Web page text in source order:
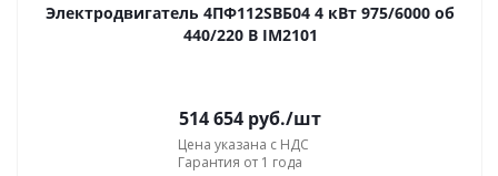
Электродвигатель 4ПФ112SВБ04 4 кВт 975/6000 об
440/220 В IM2101
514 654 руб./шт
Цена указана с НДС
Гарантия от 1 года